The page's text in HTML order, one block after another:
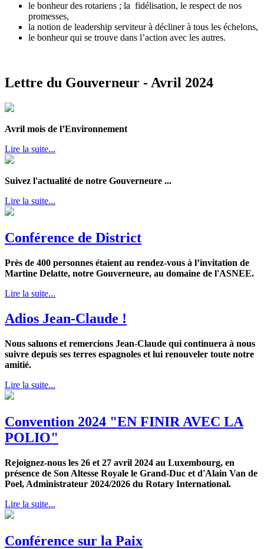
le bonheur des rotariens ; la fidélisation, le respect de nos
promesses,
la notion de leadership serviteur à décliner à tous les échelons,
le bonheur qui se trouve dans l’action avec les autres.
Lettre du Gouverneur - Avril 2024
Avril mois de l’Environnement
Lire la suite...
Suivez l'actualité de notre Gouverneure ...
Lire la suite...
Conférence de District
Près de 400 personnes étaient au rendez-vous à l’invitation de
Martine Delatte, notre Gouverneure, au domaine de l'ASNEE.
Lire la suite...
Adios Jean-Claude !
Nous saluons et remercions Jean-Claude qui continuera à nous
suivre depuis ses terres espagnoles et lui renouveler toute notre
amitié.
Lire la suite...
Convention 2024 "EN FINIR AVEC LA
POLIO"
Rejoignez-nous les 26 et 27 avril 2024 au Luxembourg, en
présence de Son Altesse Royale le Grand-Duc et d'Alain Van de
Poel, Administrateur 2024/2026 du Rotary International.
Lire la suite...
Conférence sur la Paix